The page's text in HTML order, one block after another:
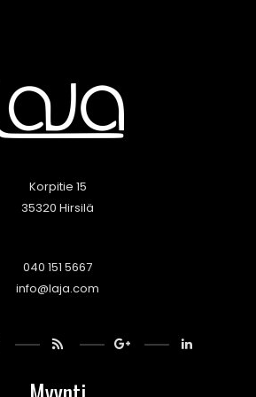
Korpitie 15
35320 Hirsilä
040 151 5667
info@laja.com